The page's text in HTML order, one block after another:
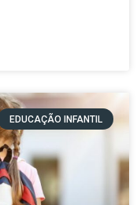
EDUCAÇÃO INFANTIL